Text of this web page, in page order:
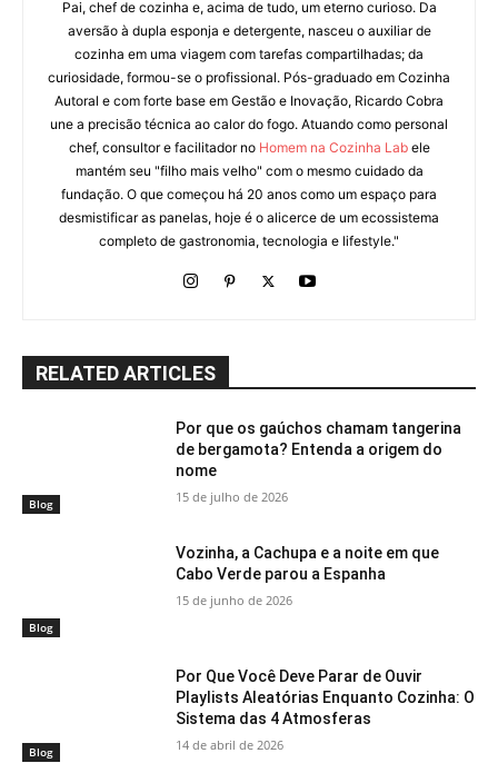
Pai, chef de cozinha e, acima de tudo, um eterno curioso. Da
aversão à dupla esponja e detergente, nasceu o auxiliar de
cozinha em uma viagem com tarefas compartilhadas; da
curiosidade, formou-se o profissional. Pós-graduado em Cozinha
Autoral e com forte base em Gestão e Inovação, Ricardo Cobra
une a precisão técnica ao calor do fogo. Atuando como personal
chef, consultor e facilitador no Homem na Cozinha Labele
mantém seu "filho mais velho" com o mesmo cuidado da
fundação. O que começou há 20 anos como um espaço para
desmistificar as panelas, hoje é o alicerce de um ecossistema
completo de gastronomia, tecnologia e lifestyle."
RELATED ARTICLES
Blog
Por que os gaúchos chamam tangerina
de bergamota? Entenda a origem do
nome
15 de julho de 2026
Blog
Vozinha, a Cachupa e a noite em que
Cabo Verde parou a Espanha
15 de junho de 2026
Blog
Por Que Você Deve Parar de Ouvir
Playlists Aleatórias Enquanto Cozinha: O
Sistema das 4 Atmosferas
14 de abril de 2026